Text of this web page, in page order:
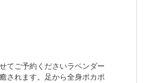
てご予約くださいラベンダー
されます。足から全身ポカポ